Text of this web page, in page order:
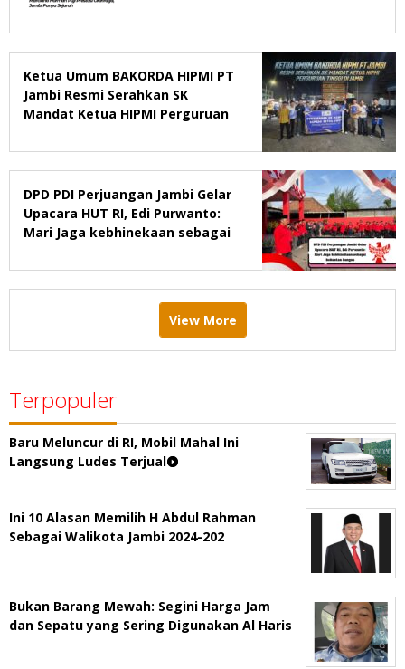
Ketua Umum BAKORDA HIPMI PT
Jambi Resmi Serahkan SK
Mandat Ketua HIPMI Perguruan
DPD PDI Perjuangan Jambi Gelar
Upacara HUT RI, Edi Purwanto:
Mari Jaga kebhinekaan sebagai
View More
Terpopuler
Baru Meluncur di RI, Mobil Mahal Ini
Langsung Ludes Terjual
Ini 10 Alasan Memilih H Abdul Rahman
Sebagai Walikota Jambi 2024-202
Bukan Barang Mewah: Segini Harga Jam
dan Sepatu yang Sering Digunakan Al Haris